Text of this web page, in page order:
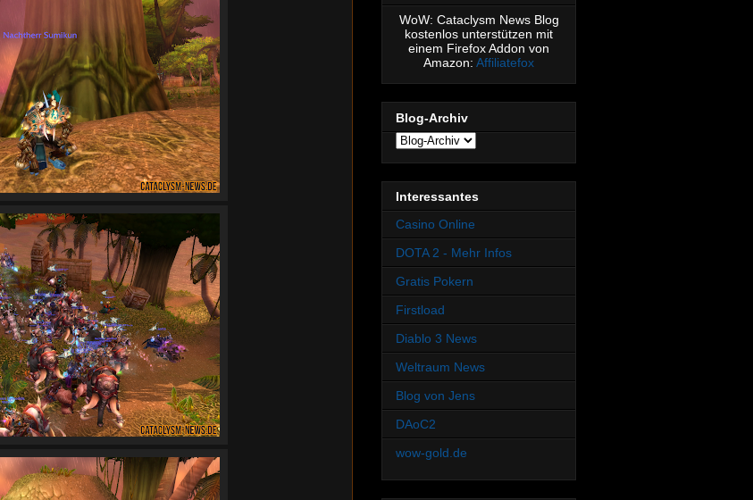
WoW: Cataclysm News Blog
kostenlos unterstützen mit
einem Firefox Addon von
Amazon: Affiliatefox
Blog-Archiv
Interessantes
Casino Online
DOTA 2 - Mehr Infos
Gratis Pokern
Firstload
Diablo 3 News
Weltraum News
Blog von Jens
DAoC2
wow-gold.de